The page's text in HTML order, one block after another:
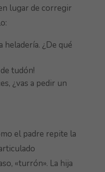
lugar de corregir
heladería. ¿De qué
tudón!
¿vas a pedir un
el padre repite la
«turrón». La hija